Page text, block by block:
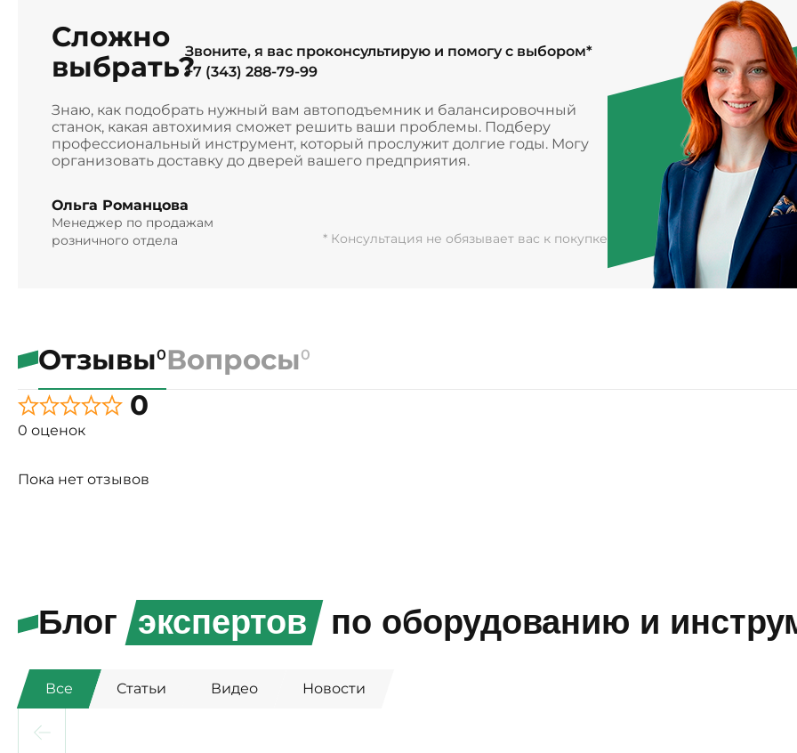
Сложно
выбрать?Звоните, я вас проконсультирую и помогу с выбором*
+7 (343) 288-79-99
Знаю, как подобрать нужный вам автоподъемник и балансировочный
станок, какая автохимия сможет решить ваши проблемы. Подберу
профессиональный инструмент, который прослужит долгие годы. Могу
организовать доставку до дверей вашего предприятия.
Ольга Романцова
Менеджер по продажам
розничного отдела
* Консультация не обязывает вас к покупке
Отзывы0Вопросы0
0
0 оценок
Пока нет отзывов
Блог экспертов по оборудованию и
Все Статьи Видео Новости